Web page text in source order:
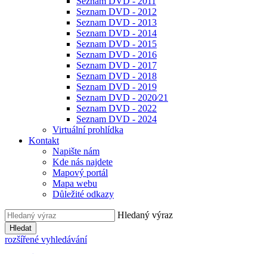
Seznam DVD - 2012
Seznam DVD - 2013
Seznam DVD - 2014
Seznam DVD - 2015
Seznam DVD - 2016
Seznam DVD - 2017
Seznam DVD - 2018
Seznam DVD - 2019
Seznam DVD - 2020⁄21
Seznam DVD - 2022
Seznam DVD - 2024
Virtuální prohlídka
Kontakt
Napište nám
Kde nás najdete
Mapový portál
Mapa webu
Důležité odkazy
Hledaný výraz
Hledat
rozšířené vyhledávání